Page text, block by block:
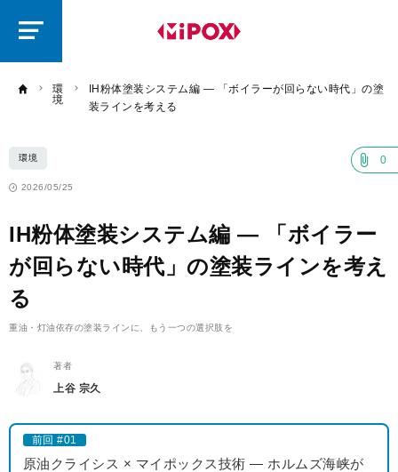
環
境
IH粉体塗装システム編 ― 「ボイラーが回らない時代」の塗
装ラインを考える
環境 0
2026/05/25
IH粉体塗装システム編 ― 「ボイラー
が回らない時代」の塗装ラインを考え
る
重油・灯油依存の塗装ラインに、もう一つの選択肢を
著者
上谷 宗久
前回 #01
原油クライシス × マイポックス技術 ― ホルムズ海峡が